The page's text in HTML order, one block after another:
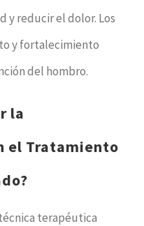
y reducir el dolor. Los
y fortalecimiento
del hombro.
la
el Tratamiento
terapéutica